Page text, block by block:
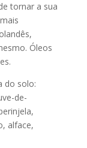
tornar a sua
Óleos
do solo:
de-
alface,